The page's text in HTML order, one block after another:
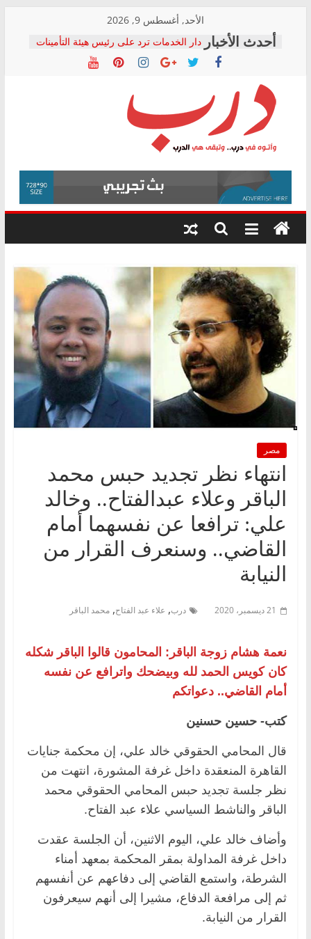
content
الأحد, أغسطس 9, 2026
دار الخدمات ترد على رئيس هيئة التأمينات
بعد مؤتمره الصحفي: إنكار الأزمة لا ينهي
معاناة أصحاب المعاشات.. ونطالب بكشف
فرحات سليمان يكتب: القطاع الصحي إلى
أين؟
حزب التحالف الشعبي يطلق لجنة “الحق
في الصحة” بالإسكندرية لرصد الانتهاكات
ودعم المرضى
الوزاري لمدينة الصحفيين.. وانتهاء أعمال
إنشاء المبنى الإداري
المجلس القومي لحقوق الإنسان يعلن
متابعة قضية الدكتور محمد زهران.. ويؤكد:
قرينة البراءة وضمانات المحاكمة العادلة
درب
وأتوه
درب..
وتبقى
هي
مصر
انتهاء نظر تجديد حبس محمد
الباقر وعلاء عبدالفتاح.. وخالد
علي: ترافعا عن نفسهما أمام
القاضي.. وسنعرف القرار من
النيابة
21 ديسمبر، 2020 درب, علاء عبد الفتاح, محمد الباقر
نعمة هشام زوجة الباقر: المحامون قالوا الباقر شكله
كان كويس الحمد لله وبيضحك واترافع عن نفسه
أمام القاضي.. دعواتكم
كتب- حسين حسنين
قال المحامي الحقوقي خالد علي، إن محكمة جنايات
القاهرة المنعقدة داخل غرفة المشورة، انتهت من
نظر جلسة تجديد حبس المحامي الحقوقي محمد
الباقر والناشط السياسي علاء عبد الفتاح.
وأضاف خالد علي، اليوم الاثنين، أن الجلسة عقدت
داخل غرفة المداولة بمقر المحكمة بمعهد أمناء
الشرطة، واستمع القاضي إلى دفاعهم عن أنفسهم
ثم إلى مرافعة الدفاع، مشيرا إلى أنهم سيعرفون
القرار من النيابة.